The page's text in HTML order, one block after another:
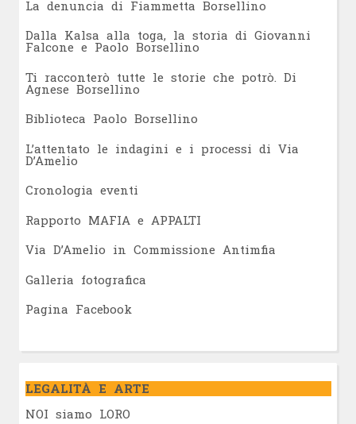
La denuncia di Fiammetta Borsellino
Dalla Kalsa alla toga, la storia di Giovanni
Falcone e Paolo Borsellino
Ti racconterò tutte le storie che potrò. Di
Agnese Borsellino
Biblioteca Paolo Borsellino
L’attentato le indagini e i processi di Via
D’Amelio
Cronologia eventi
Rapporto MAFIA e APPALTI
Via D’Amelio in Commissione Antimfia
Galleria fotografica
Pagina Facebook
LEGALITÀ E ARTE
NOI siamo LORO